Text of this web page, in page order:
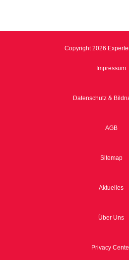
Copyright 2026
Impressum
Datenschutz &
AGB
Sitemap
Aktuelles
Über Uns
Privacy